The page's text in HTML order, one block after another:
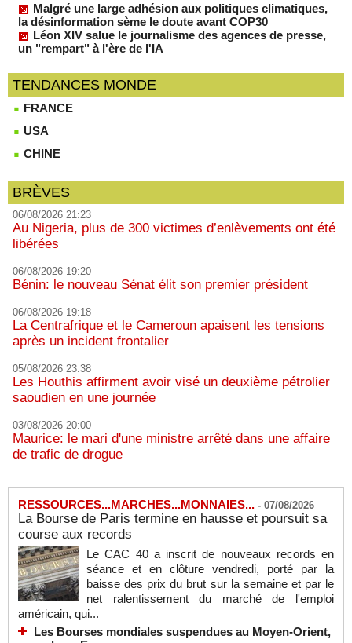
Malgré une large adhésion aux politiques climatiques,
la désinformation sème le doute avant COP30
Léon XIV salue le journalisme des agences de presse,
un "rempart" à l'ère de l'IA
TENDANCES MONDE
FRANCE
USA
CHINE
BRÈVES
06/08/2026 21:23
Au Nigeria, plus de 300 victimes d’enlèvements ont été
libérées
06/08/2026 19:20
Bénin: le nouveau Sénat élit son premier président
06/08/2026 19:18
La Centrafrique et le Cameroun apaisent les tensions
après un incident frontalier
05/08/2026 23:38
Les Houthis affirment avoir visé un deuxième pétrolier
saoudien en une journée
03/08/2026 20:00
Maurice: le mari d'une ministre arrêté dans une affaire
de trafic de drogue
RESSOURCES...MARCHES...MONNAIES... - 07/08/2026
La Bourse de Paris termine en hausse et poursuit sa
course aux records
Le CAC 40 a inscrit de nouveaux records en
séance et en clôture vendredi, porté par la
baisse des prix du brut sur la semaine et par le
net ralentissement du marché de l'emploi
américain, qui...
Les Bourses mondiales suspendues au Moyen-Orient,